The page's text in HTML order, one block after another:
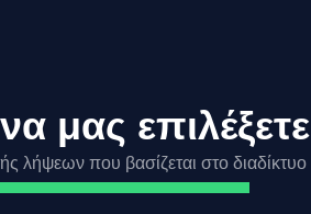
να μας επιλέξετε
λήψεων που βασίζεται στο διαδίκτυο